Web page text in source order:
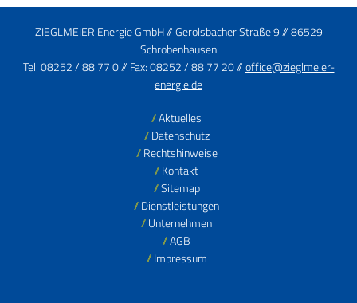
ZIEGLMEIER Energie GmbH // Gerolsbacher Straße 9 // 86529
Schrobenhausen
Tel: 08252 / 88 77 0 // Fax: 08252 / 88 77 20 //office@zieglmeier-
energie.de
Aktuelles
Datenschutz
Rechtshinweise
Kontakt
Sitemap
Dienstleistungen
Unternehmen
AGB
Impressum